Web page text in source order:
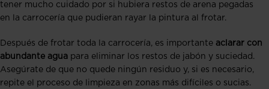
tener mucho cuidado por si hubiera restos de arena pegadas
en la carrocería que pudieran rayar la pintura al frotar.
Después de frotar toda la carrocería, es importante aclarar con
abundante agua para eliminar los restos de jabón y suciedad.
Asegúrate de que no quede ningún residuo y, si es necesario,
repite el proceso de limpieza en zonas más difíciles o sucias.